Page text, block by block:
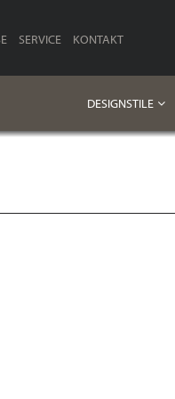
SERVICE KONTAKT
DESIGNSTILE